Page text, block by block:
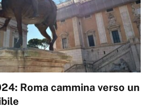
Roma cammina verso un